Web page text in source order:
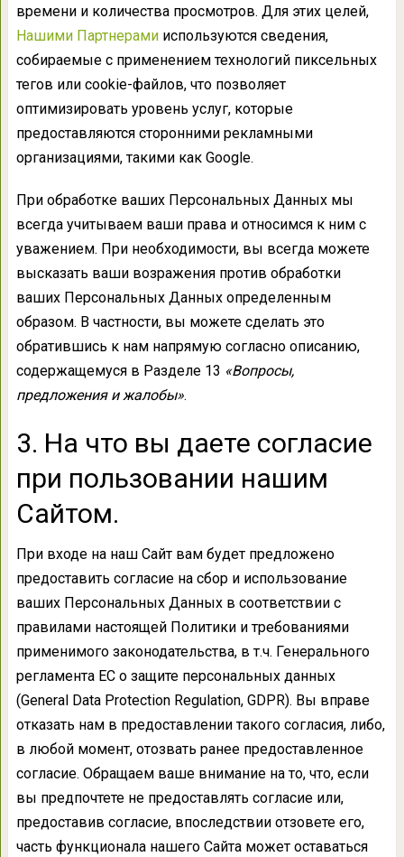
времени и количества просмотров. Для этих целей,
Нашими Партнерамииспользуются сведения,
собираемые с применением технологий пиксельных
тегов или cookie-файлов, что позволяет
оптимизировать уровень услуг, которые
предоставляются сторонними рекламными
организациями, такими как Google.
При обработке ваших Персональных Данных мы
всегда учитываем ваши права и относимся к ним с
уважением. При необходимости, вы всегда можете
высказать ваши возражения против обработки
ваших Персональных Данных определенным
образом. В частности, вы можете сделать это
обратившись к нам напрямую согласно описанию,
содержащемуся в Разделе 13 «Вопросы,
предложения и жалобы».
3. На что вы даете согласие
при пользовании нашим
Сайтом.
При входе на наш Сайт вам будет предложено
предоставить согласие на сбор и использование
ваших Персональных Данных в соответствии с
правилами настоящей Политики и требованиями
применимого законодательства, в т.ч. Генерального
регламента ЕС о защите персональных данных
(General Data Protection Regulation, GDPR). Вы вправе
отказать нам в предоставлении такого согласия, либо,
в любой момент, отозвать ранее предоставленное
согласие. Обращаем ваше внимание на то, что, если
вы предпочтете не предоставлять согласие или,
предоставив согласие, впоследствии отзовете его,
часть функционала нашего Сайта может оставаться